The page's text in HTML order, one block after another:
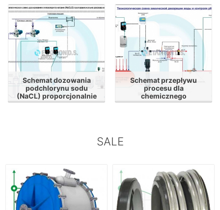
Schemat dozowania
podchlorynu sodu
(NaCL) proporcjonalnie
do zużycia wody
Schemat przepływu
procesu dla
chemicznego
odpowietrzania wody i
SALE